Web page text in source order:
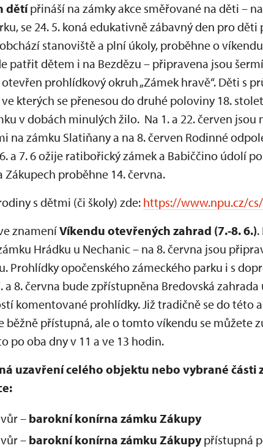
dětípřináší na zámky akce směřované na děti –
se 24. 5. koná edukativně zábavný den pro
stanoviště a plní úkoly, proběhne o
patřit dětem i na Bezdězu – připravena jsou
prohlídkový okruh „Zámek hravě“. Děti s
kterých se přenesou do druhé poloviny 18.
v dobách minulých žilo. Na 1. a 22. červen jsou
na zámku Slatiňany a na 8. červen Rodinné
a 7. 6 ožije ratibořický zámek a Babiččino údolí
Zákupech proběhne 14. června.
s dětmi (či školy) zde: https://www.npu.cz/
znameníVíkendu otevřených zahrad (7.-8. 6.)
Hrádku u Nechanic – na 8. června jsou
Prohlídky opočenského zámeckého parku i s
a 8. června bude zpřístupněna Bredovská
komentované prohlídky. Již tradičně se do této
běžně přístupná, ale o tomto víkendu se můžete
po oba dny v 11 a ve 13 hodin.
uzavření celého objektu nebo vybrané části
– barokní konírna zámku Zákupy
– barokní konírna zámku Zákupypřístupná